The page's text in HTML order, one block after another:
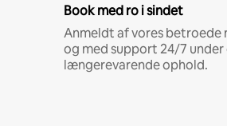
Book med ro i sindet
Anmeldt af vores
og med support 24/7
længerevarende ophold.